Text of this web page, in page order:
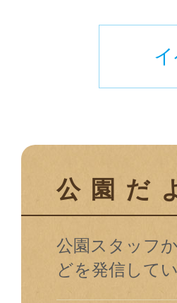
公園だ
公園スタッフ
どを発信してい